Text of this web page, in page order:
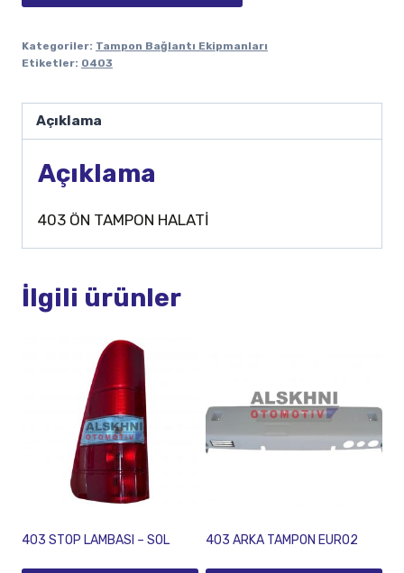
Kategoriler: Tampon Bağlantı Ekipmanları
Etiketler: 0403
Açıklama
Açıklama
403 ÖN TAMPON HALATİ
İlgili ürünler
403 STOP LAMBASI – SOL 403 ARKA TAMPON EURO2